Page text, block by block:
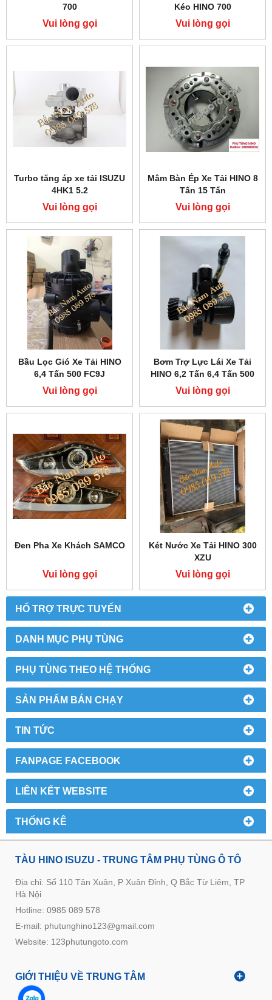
HỔ TRỢ TRỰC TUYẾN
DANH MỤC PHỤ TÙNG
PHỤ TÙNG THEO HỆ THỐNG
SẢN PHẨM BÁN CHẠY
TIN TỨC
FANPAGE FACEBOOK
LIÊN KẾT WEBSITE
THỐNG KÊ
700
Vui lòng gọi
Kéo HINO 700
Vui lòng gọi
Turbo tăng áp xe tải ISUZU
4HK1 5.2
Vui lòng gọi
Mâm Bàn Ép Xe Tải HINO 8
Tấn 15 Tấn
Vui lòng gọi
Bầu Lọc Gió Xe Tải HINO
6,4 Tấn 500 FC9J
Vui lòng gọi
Bơm Trợ Lực Lái Xe Tải
HINO 6,2 Tấn 6,4 Tấn 500
FC
Vui lòng gọi
Đen Pha Xe Khách SAMCO
Vui lòng gọi
Két Nước Xe Tải HINO 300
XZU
Vui lòng gọi
TÀU HINO ISUZU - TRUNG TÂM PHỤ TÙNG Ô TÔ
Địa chỉ: Số 110 Tân Xuân, P Xuân Đỉnh, Q Bắc Từ Liêm, TP
Hà Nội
Hotline: 0985 089 578
E-mail: phutunghino123@gmail.com
Website: 123phutungoto.com
GIỚI THIỆU VỀ TRUNG TÂM